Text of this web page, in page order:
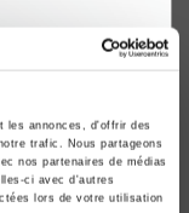
les annonces, d'offrir des
trafic. Nous partageons
nos partenaires de médias
ci avec d'autres
lors de votre utilisation